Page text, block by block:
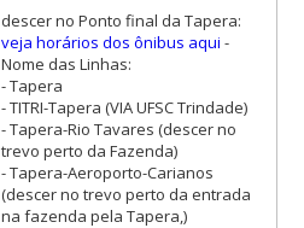
descer no Ponto final da Tapera:
veja horários dos ônibus aqui -
Nome das Linhas:
- Tapera
- TITRI-Tapera (VIA UFSC Trindade)
- Tapera-Rio Tavares (descer no
trevo perto da Fazenda)
- Tapera-Aeroporto-Carianos
(descer no trevo perto da entrada
na fazenda pela Tapera,)